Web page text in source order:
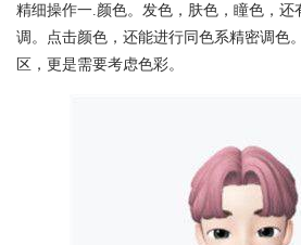
精细操作一.颜色。发色，肤色，瞳色，还
调。点击颜色，还能进行同色系精密调色
区，更是需要考虑色彩。